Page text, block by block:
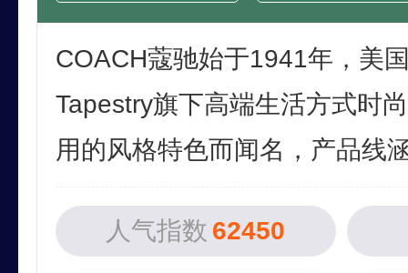
COACH蔻驰始于1941年，美
Tapestry旗下高端生活方式时
用的风格特色而闻名，产品线
人气指数 62450